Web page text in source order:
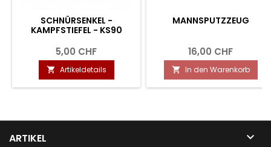
SCHNÜRSENKEL -
KAMPFSTIEFEL - KS90
5,00 CHF
 Artikeldetails
MANNSPUTZZEUG
16,00 CHF
 In den Warenkorb
ARTIKEL 